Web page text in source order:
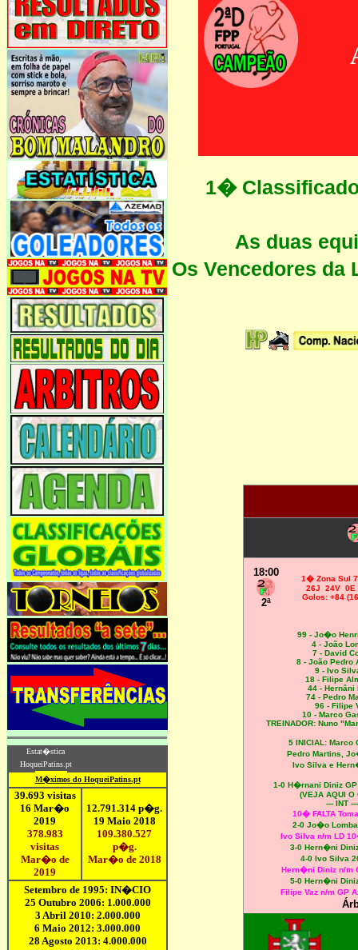
1�
As duas
Os Vencedores
18:00
2ª
1� Zona Sul
26J 24V
Golos: +84
99 - Jo�o
4 - João
7 - David
8 - João Pedro
9 - Ivo
18 - Filipe
44 - Hernâni
74 - Pedro
96 - Filipe
10 - Marco
TREINADOR: Nuno
5 INICIAL: Marco
Pedro Martins,
Ivo Silva e
1-0 H�rnani Diniz
(VEJA AQUI O
--- INT ---
10� FALTA
2-0 Jo�o
Ivo Silva n/m LD
3-0 Hern�ni
4-0 Ivo Silva
Hern�ni Diniz n/m
5-0 Hern�ni
Filipe Vaz n/m GP